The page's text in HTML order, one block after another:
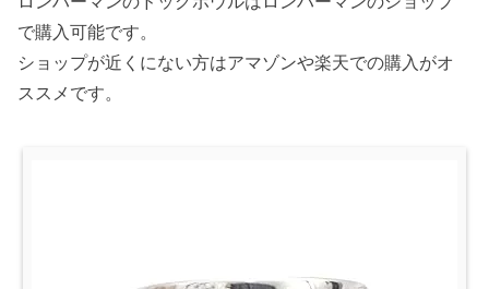
で購入可能です。
ショップが近くにない方はアマゾンや楽天での購入がオ
ススメです。